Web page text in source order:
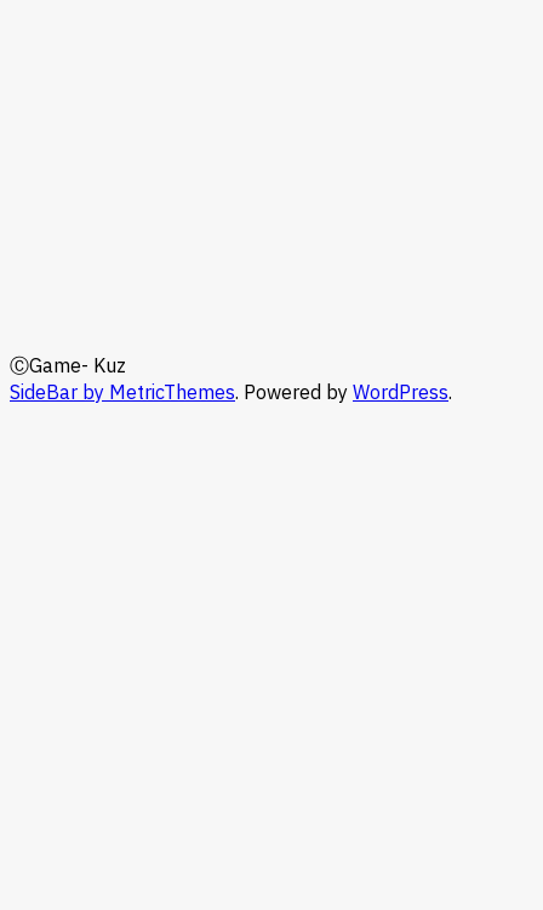
ⒸGame- Kuz
SideBar by MetricThemes. Powered by WordPress.